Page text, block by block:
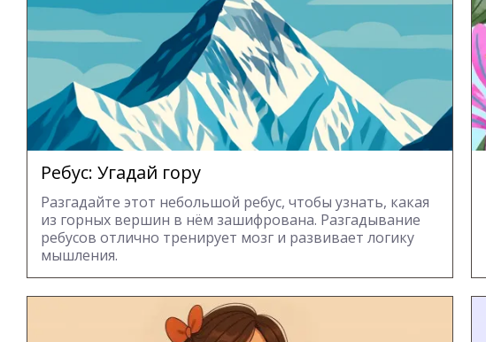
Ребус: Угадай гору
Разгадайте этот небольшой ребус, чтобы узнать, какая
из горных вершин в нём зашифрована. Разгадывание
ребусов отлично тренирует мозг и развивает логику
мышления.